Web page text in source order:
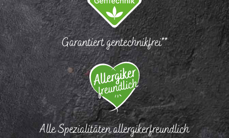
Garantiert gentechnikfrei**
Alle Spezialitäten allergikerfreundlich